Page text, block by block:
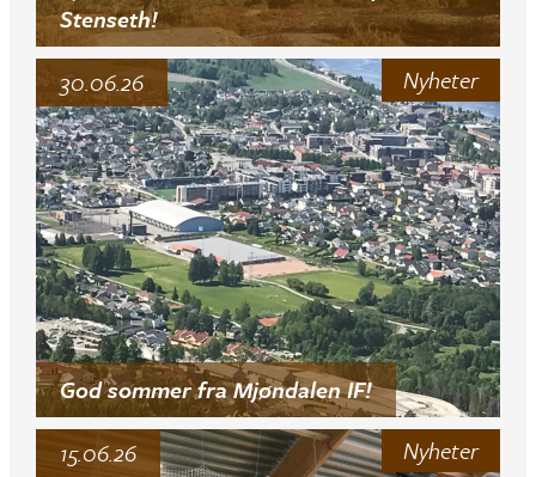
Stenseth!
Nyheter
God sommer fra Mjøndalen IF!
30.06.26
Nyheter
15.06.26